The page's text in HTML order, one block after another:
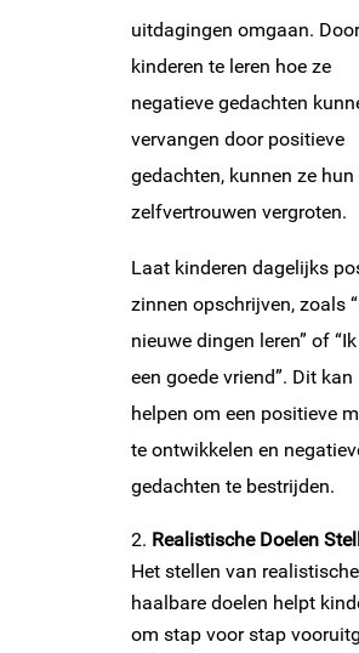
uitdagingen omgaan. Door
kinderen te leren hoe ze
negatieve gedachten
vervangen door positieve
gedachten, kunnen ze hun
zelfvertrouwen vergroten.
Laat kinderen dagelijks
zinnen opschrijven, zoals
nieuwe dingen leren” of
een goede vriend”. Dit kan
helpen om een positieve
te ontwikkelen en
gedachten te bestrijden.
Realistische Doelen
Het stellen van
haalbare doelen helpt
om stap voor stap